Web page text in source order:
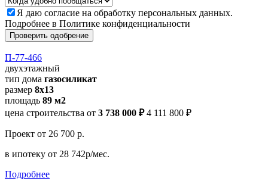
Я даю согласие на обработку персональных данных.
Подробнее в Политике конфиденциальности
Проверить одобрение
П-77-466
двухэтажный
тип дома газосиликат
размер 8х13
площадь 89 м2
цена строительства от 3 738 000 ₽ 4 111 800 ₽
Проект от 26 700 р.
в ипотеку от 28 742р/мес.
Подробнее